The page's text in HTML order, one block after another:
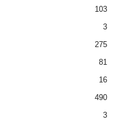
103
3
275
81
16
490
3